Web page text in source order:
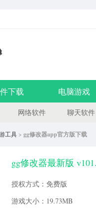
下载 电脑游戏
网络软件 聊天软件
工具 > gg修改器app官方版下载
gg修改器最新版
授权方式：免费版
游戏大小：19.73MB